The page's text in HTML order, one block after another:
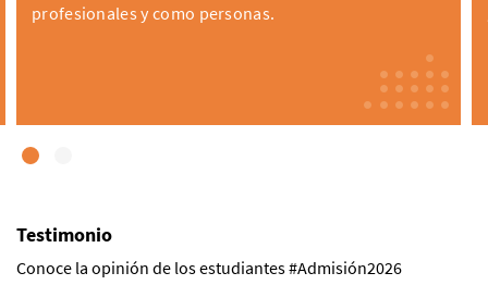
profesionales y como personas.
Testimonio
Conoce la opinión de los estudiantes #Admisión2026